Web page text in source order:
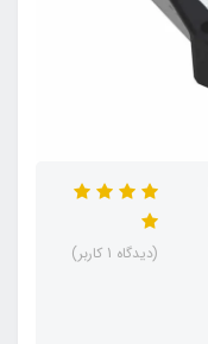
(دیدگاه 1 کاربر)